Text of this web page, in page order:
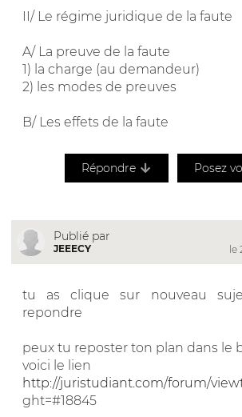
II/ Le régime juridique de la faute
A/ La preuve de la faute
1) la charge (au demandeur)
2) les modes de preuves
B/ Les effets de la faute
Répondre Posez
Publié par
JEEECY
le
tu as clique sur nouveau
repondre
peux tu reposter ton plan dans le
voici le lien
http://juristudiant.com/forum/
ght=#18845